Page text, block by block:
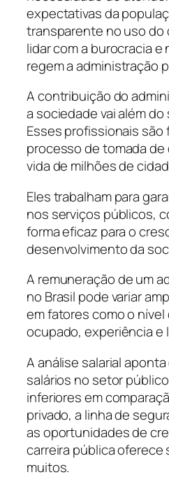
expectativas da
transparente no uso do
lidar com a burocracia e
regem a administração
A contribuição do
a sociedade vai além
Esses profissionais são
processo de tomada
vida de milhões de
Eles trabalham para
nos serviços públicos,
forma eficaz para o
desenvolvimento da
A remuneração de um
no Brasil pode variar
em fatores como o
ocupado, experiência e
A análise salarial
salários no setor
inferiores em
privado, a linha de
as oportunidades de
carreira pública oferece
muitos.